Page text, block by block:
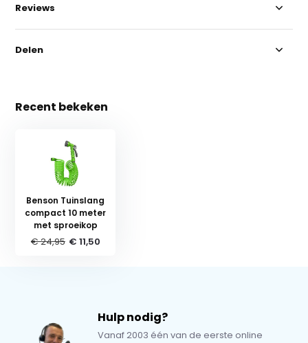
Reviews
Delen
Recent bekeken
Benson Tuinslang
compact 10 meter
met sproeikop
€ 24,95 € 11,50
Hulp nodig?
Vanaf 2003 één van de eerste online